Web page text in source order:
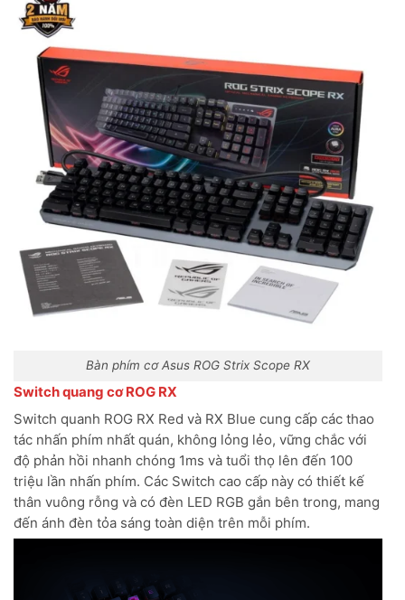
Bàn phím cơ Asus ROG Strix Scope RX
Switch quang cơ ROG RX
Switch quanh ROG RX Red và RX Blue cung cấp các thao
tác nhấn phím nhất quán, không lỏng lẻo, vững chắc với
độ phản hồi nhanh chóng 1ms và tuổi thọ lên đến 100
triệu lần nhấn phím. Các Switch cao cấp này có thiết kế
thân vuông rỗng và có đèn LED RGB gắn bên trong, mang
đến ánh đèn tỏa sáng toàn diện trên mỗi phím.